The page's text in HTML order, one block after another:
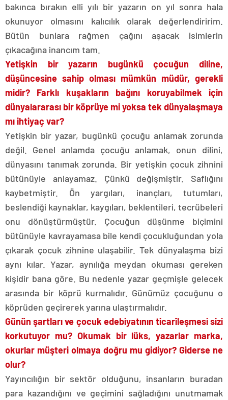
bakınca bırakın elli yılı bir yazarın on yıl sonra hala
okunuyor olmasını kalıcılık olarak değerlendiririm.
Bütün bunlara rağmen çağını aşacak isimlerin
çıkacağına inancım tam.
Yetişkin bir yazarın bugünkü çocuğun diline,
düşüncesine sahip olması mümkün müdür, gerekli
midir? Farklı kuşakların bağını koruyabilmek için
dünyalararası bir köprüye mi yoksa tek dünyalaşmaya
mı ihtiyaç var?
Yetişkin bir yazar, bugünkü çocuğu anlamak zorunda
değil. Genel anlamda çocuğu anlamak, onun dilini,
dünyasını tanımak zorunda. Bir yetişkin çocuk zihnini
bütünüyle anlayamaz. Çünkü değişmiştir. Saflığını
kaybetmiştir. Ön yargıları, inançları, tutumları,
beslendiği kaynaklar, kaygıları, beklentileri, tecrübeleri
onu dönüştürmüştür. Çocuğun düşünme biçimini
bütünüyle kavrayamasa bile kendi çocukluğundan yola
çıkarak çocuk zihnine ulaşabilir. Tek dünyalaşma bizi
aynı kılar. Yazar, aynılığa meydan okuması gereken
kişidir bana göre. Bu nedenle yazar geçmişle gelecek
arasında bir köprü kurmalıdır. Günümüz çocuğunu o
köprüden geçirerek yarına ulaştırmalıdır.
Günün şartları ve çocuk edebiyatının ticarîleşmesi sizi
korkutuyor mu? Okumak bir lüks, yazarlar marka,
okurlar müşteri olmaya doğru mu gidiyor? Giderse ne
olur?
Yayıncılığın bir sektör olduğunu, insanların buradan
para kazandığını ve geçimini sağladığını unutmamak